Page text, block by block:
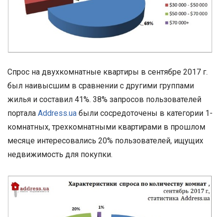
Спрос на двухкомнатные квартиры в сентябре 2017 г.
был наивысшим в сравнении с другими группами
жилья и составил 41%. 38% запросов пользователей
портала Address.ua были сосредоточены в категории 1-
комнатных, трехкомнатными квартирами в прошлом
месяце интересовались 20% пользователей, ищущих
недвижимость для покупки.